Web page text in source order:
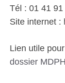
Tél : 01 41
Site internet :
Lien utile
dossier MDPH